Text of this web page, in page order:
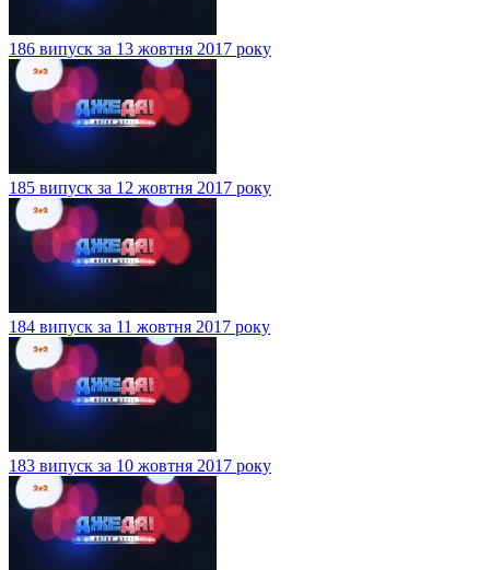
186 випуск за 13 жовтня 2017 року
185 випуск за 12 жовтня 2017 року
184 випуск за 11 жовтня 2017 року
183 випуск за 10 жовтня 2017 року